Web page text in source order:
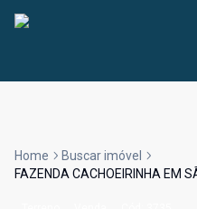
Home
Buscar imóvel
FAZENDA CACHOEIRINHA EM